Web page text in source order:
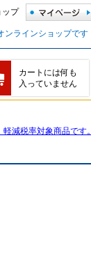
ップ
ンラインショップです
カートには何も
入っていません
減税率対象商品です。